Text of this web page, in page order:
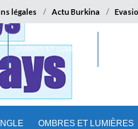
légales Actu Burkina
OMBRES ET LUMIÈRES
OMBRES ET LUMIÈRES